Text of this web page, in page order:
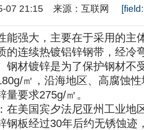
07 21:15 来源： 互联网
能强大，主要在于采用的主
的连续热镀铝锌钢带，经冷
钢材镀锌是为了保护钢材不
㎡，沿海地区、高腐蚀
量要求275g/㎡。
美国宾夕法尼亚州工业地
钢板经过30年后约无锈蚀迹